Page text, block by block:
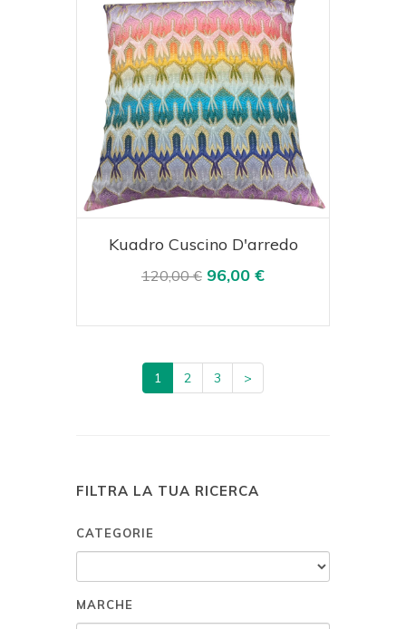
Acquista Visualizza
Kuadro Cuscino D'arredo
120,00 € 96,00 €
1 2 3 >
FILTRA LA TUA RICERCA
CATEGORIE
MARCHE